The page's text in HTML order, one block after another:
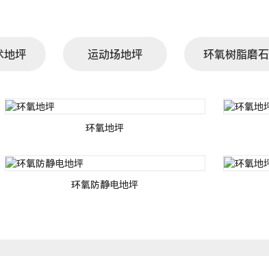
地坪 运动场地坪 环氧树脂磨石
环氧地坪
环氧防静电地坪